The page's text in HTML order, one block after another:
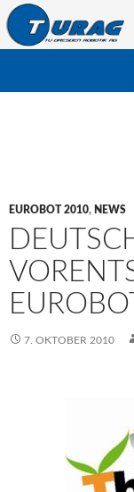
EUROBOT 2010, NEWS
7. OKTOBER 2010